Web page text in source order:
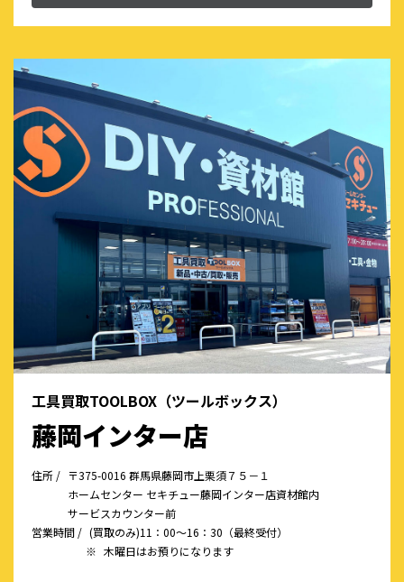
工具買取TOOLBOX（ツールボックス）
藤岡インター店
住所 / 〒375-0016 群馬県藤岡市上栗須７５－１
ホームセンター セキチュー藤岡インター店資材館内
サービスカウンター前
営業時間 / (買取のみ)11：00～16：30（最終受付）
※ 木曜日はお預りになります